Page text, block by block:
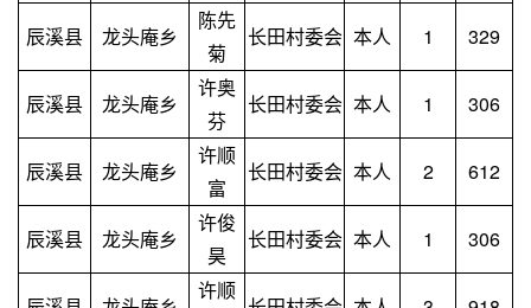
辰溪县 龙头庵乡
陈先
菊
长田村委会 本人 1 329
辰溪县 龙头庵乡
许奥
芬
长田村委会 本人 1 306
辰溪县 龙头庵乡
许顺
富
长田村委会 本人 2 612
辰溪县 龙头庵乡
许俊
昊
长田村委会 本人 1 306
许顺